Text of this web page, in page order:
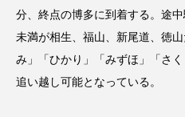
分、終点の博多に到着する。途
未満が相生、福山、新尾道、徳
み」「ひかり」「みずほ」「さ
追い越し可能となっている。